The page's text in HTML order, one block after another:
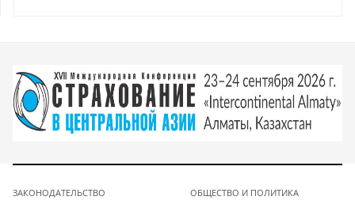
ЗАКОНОДАТЕЛЬСТВО
ОБЩЕСТВО И ПОЛИТИКА